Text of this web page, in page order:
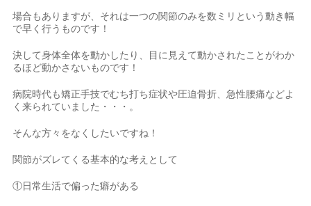
場合もありますが、それは一つの関節のみを数ミリという動き幅
で早く行うものです！
決して身体全体を動かしたり、目に見えて動かされたことがわか
るほど動かさないものです！
病院時代も矯正手技でむち打ち症状や圧迫骨折、急性腰痛などよ
く来られていました・・・。
そんな方々をなくしたいですね！
関節がズレてくる基本的な考えとして
①日常生活で偏った癖がある